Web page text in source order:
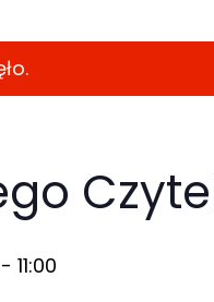
- 11:00